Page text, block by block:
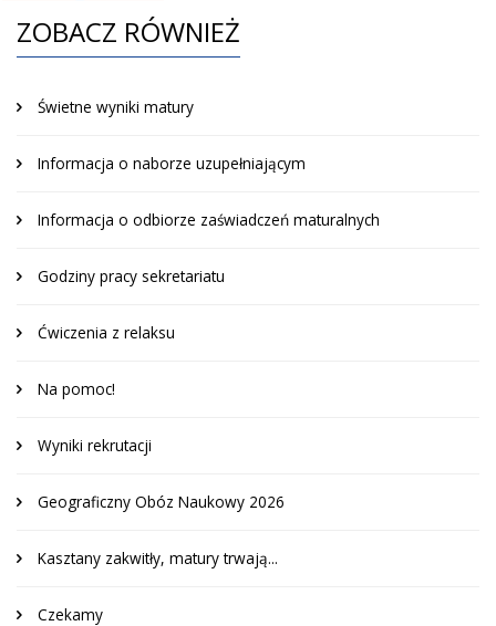
ZOBACZ RÓWNIEŻ
Świetne wyniki matury
Informacja o naborze uzupełniającym
Informacja o odbiorze zaświadczeń maturalnych
Godziny pracy sekretariatu
Ćwiczenia z relaksu
Na pomoc!
Wyniki rekrutacji
Geograficzny Obóz Naukowy 2026
Kasztany zakwitły, matury trwają...
Czekamy